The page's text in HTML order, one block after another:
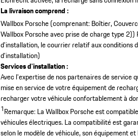
La livraison comprend :
Wallbox Porsche (comprenant: Boîtier,
Wallbox Porsche avec prise de charge type 2))
d’installation, le courrier relatif aux conditions
d’installation)
Services d'installation :
Avec l'expertise de nos partenaires de service
mise en service de votre équipement de
recharger votre véhicule confortablement à
1Remarque: La Wallbox Porsche est
véhicules électriques. La compatibilité est
selon le modèle de véhicule, son équipement